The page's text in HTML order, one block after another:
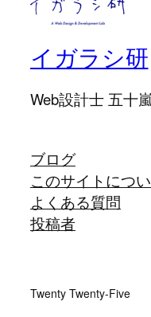
イガラシ研
Web設計士 五十
ブログ
このサイトにつ
よくある質問
投稿者
Twenty Twenty-Five